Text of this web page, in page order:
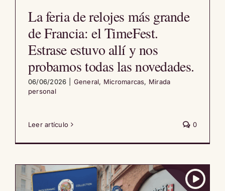
La feria de relojes más grande
de Francia: el TimeFest.
Estrase estuvo allí y nos
probamos todas las novedades.
06/06/2026 General, Micromarcas, Mirada
personal
Leer artículo 0